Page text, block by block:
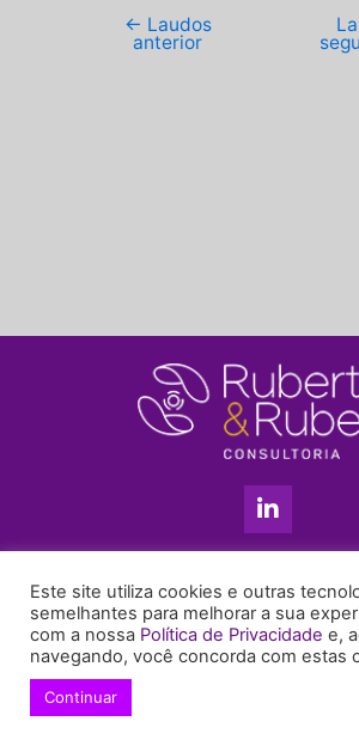
← Laudos
anterior
L
i
n
e
d
i
n
+55 11 99655-
Este site utiliza cookies e outras
semelhantes para melhorar a sua
com a nossa Política de Privacidade e,
navegando, você concorda com estas
Continuar